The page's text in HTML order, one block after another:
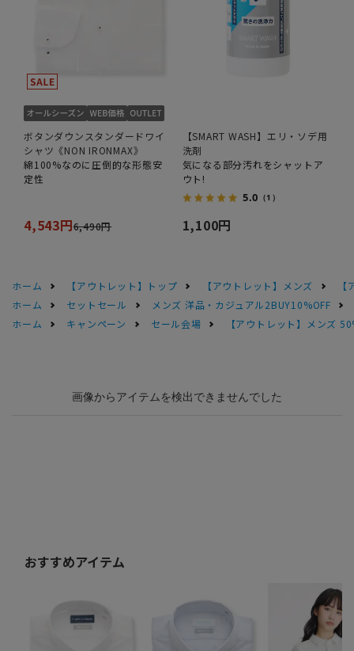
ボタンダウンスタンダードワイ
シャツ《NON IRONMAX》
綿100%なのに圧倒的な形態安
定性
4,543円6,490円
【SMART WASH】エリ・ソデ用
洗剤
気になる部分汚れをシャットア
ウト!
5.0 （1）
1,100円
ホーム 【アウトレット】トップ 【アウトレット】メンズ
ホーム
セットセール
メンズ 洋品・カジュアル2BUY10%OFF
ホーム
キャンペーン セール会場 【アウトレット】メンズ